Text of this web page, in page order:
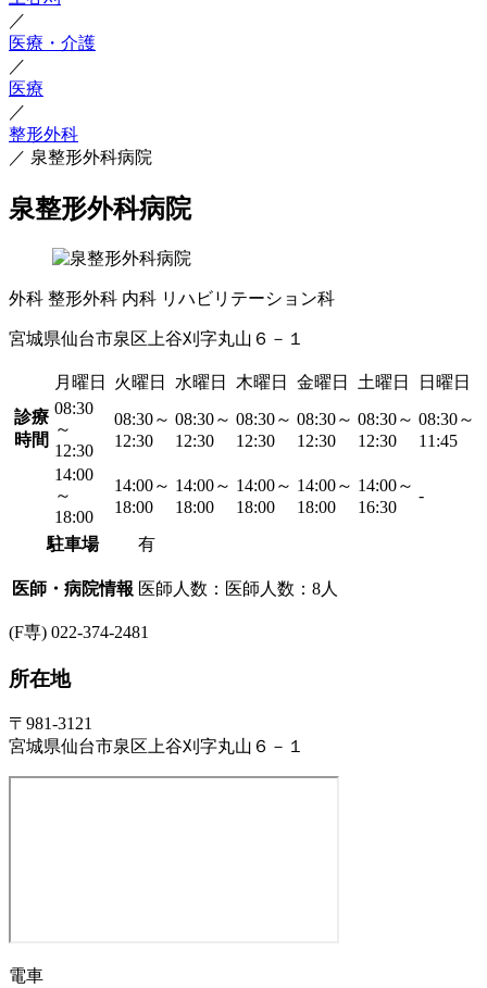
／
医療・介護
／
医療
／
整形外科
／ 泉整形外科病院
泉整形外科病院
外科 整形外科 内科 リハビリテーション科
宮城県仙台市泉区上谷刈字丸山６－１
月曜日 火曜日 水曜日 木曜日 金曜日 土曜日
日曜日
診療
時間
08:30
～
12:30
08:30～
12:30
08:30～
12:30
08:30～
12:30
08:30～
12:30
08:30～
12:30
08:30～
11:45
14:00
～
18:00
14:00～
18:00
14:00～
18:00
14:00～
18:00
14:00～
18:00
14:00～
16:30
-
駐車場 有
医師・病院情報 医師人数：医師人数：8人
(F専) 022-374-2481
所在地
〒981-3121
宮城県仙台市泉区上谷刈字丸山６－１
電車